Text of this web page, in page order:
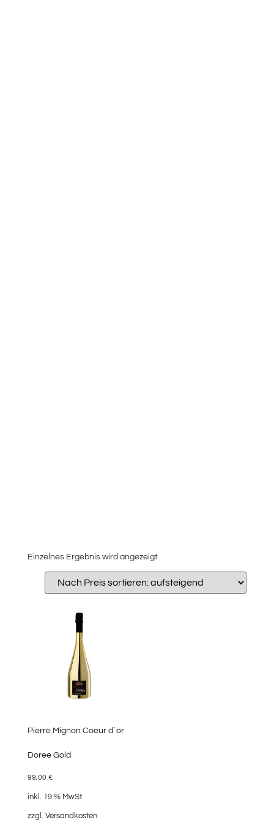
Einzelnes Ergebnis wird angezeigt
Pierre Mignon Coeur d´or
Doree Gold
99,00 €
inkl. 19 % MwSt.
zzgl. Versandkosten